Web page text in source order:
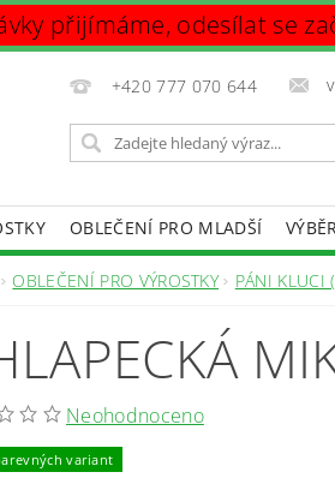
přijímáme, odesílat se
+420 777 070 644
OBLEČENÍ PRO MLADŠÍ
OBLEČENÍ PRO VÝROSTKY PÁNI KLUCI
Neohodnoceno
variant